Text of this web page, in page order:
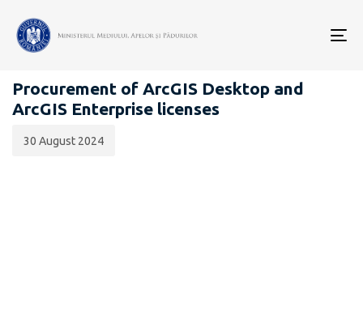
ANUNȚURI CONSULTĂRI PUBLICE
Procurement of ArcGIS Desktop and
ArcGIS Enterprise licenses
publicării:
30 August 2024